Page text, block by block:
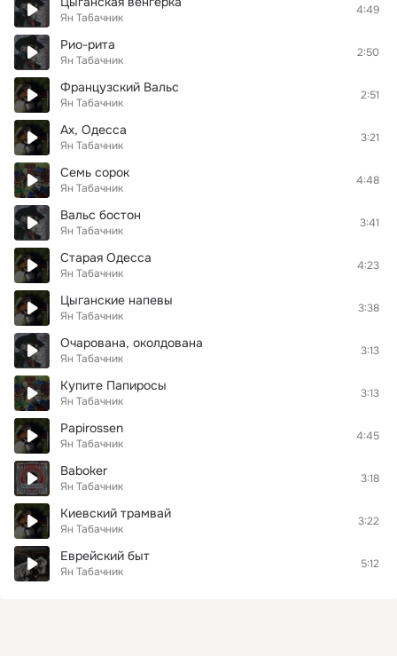
Ян Табачник
4:49
Рио-рита
Ян Табачник
2:50
Французский Вальс
Ян Табачник
2:51
Ах, Одесса
Ян Табачник
3:21
Семь сорок
Ян Табачник
4:48
Вальс бостон
Ян Табачник
3:41
Старая Одесса
Ян Табачник
4:23
Цыганские напевы
Ян Табачник
3:38
Очарована, околдована
Ян Табачник
3:13
Купите Папиросы
Ян Табачник
3:13
Papirossen
Ян Табачник
4:45
Baboker
Ян Табачник
3:18
Киевский трамвай
Ян Табачник
3:22
Еврейский быт
Ян Табачник
5:12